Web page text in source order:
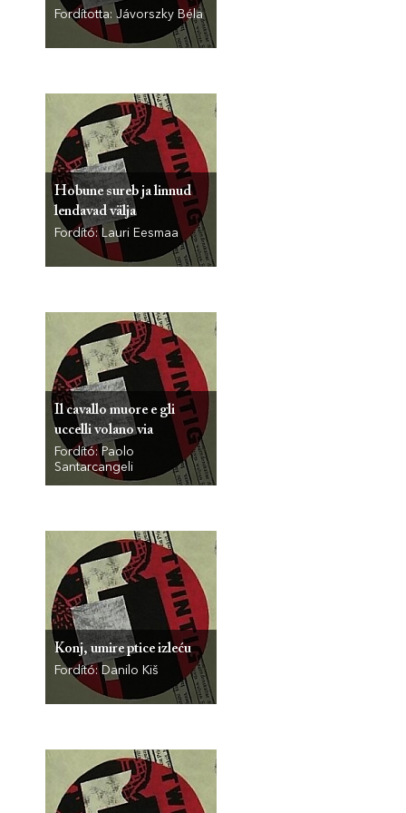
Fordította: Jávorszky Béla
Hobune sureb ja linnud
lendavad välja
Fordító: Lauri Eesmaa
Il cavallo muore e gli
uccelli volano via
Fordító: Paolo
Santarcangeli
Konj, umire ptice izleću
Fordító: Danilo Kiš